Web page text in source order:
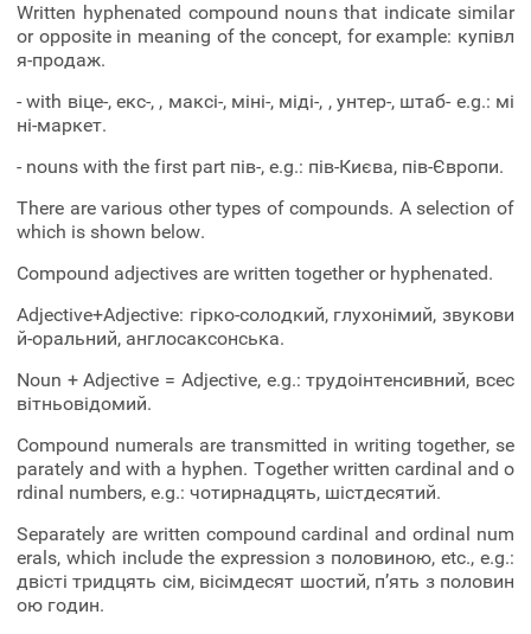
Written hyphenated compound nouns that indicate similar
or opposite in meaning of the concept, for example: купівл
я-продаж.
- with віце-, екс-, , максі-, міні-, міді-, , унтер-, штаб- e.g.: мі
ні-маркет.
- nouns with the first part пів-, e.g.: пів-Києва, пів-Європи.
There are various other types of compounds. A selection of
which is shown below.
Compound adjectives are written together or hyphenated.
Adjective+Adjective: гірко-солодкий, глухонімий, звукови
й-оральний, англосаксонська.
Noun + Adjective = Adjective, e.g.: трудоінтенсивний, всес
вітньовідомий.
Compound numerals are transmitted in writing together, se
parately and with a hyphen. Together written cardinal and o
rdinal numbers, e.g.: чотирнадцять, шістдесятий.
Separately are written compound cardinal and ordinal num
erals, which include the expression з половиною, etc., e.g.:
двісті тридцять сім, вісімдесят шостий, п’ять з половин
ою годин.